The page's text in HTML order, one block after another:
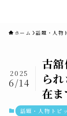
ホーム 話題・人物
古
ら
在
2025
6/14
話題・人物トピ